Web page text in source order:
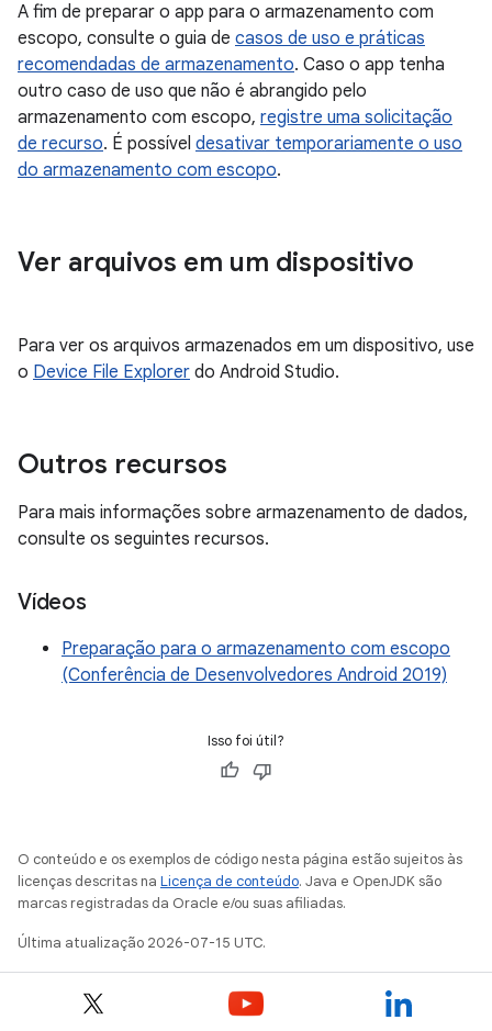
A fim de preparar o app para o armazenamento com
escopo, consulte o guia de casos de uso e práticas
recomendadas de armazenamento. Caso o app tenha
outro caso de uso que não é abrangido pelo
armazenamento com escopo, registre uma solicitação
de recurso. É possível desativar temporariamente o uso
do armazenamento com escopo.
Ver arquivos em um dispositivo
Para ver os arquivos armazenados em um dispositivo, use
o Device File Explorer do Android Studio.
Outros recursos
Para mais informações sobre armazenamento de dados,
consulte os seguintes recursos.
Vídeos
Preparação para o armazenamento com escopo
(Conferência de Desenvolvedores Android 2019)
Isso foi útil?
O conteúdo e os exemplos de código nesta página estão sujeitos às
licenças descritas na Licença de conteúdo. Java e OpenJDK são
marcas registradas da Oracle e/ou suas afiliadas.
Última atualização 2026-07-15 UTC.